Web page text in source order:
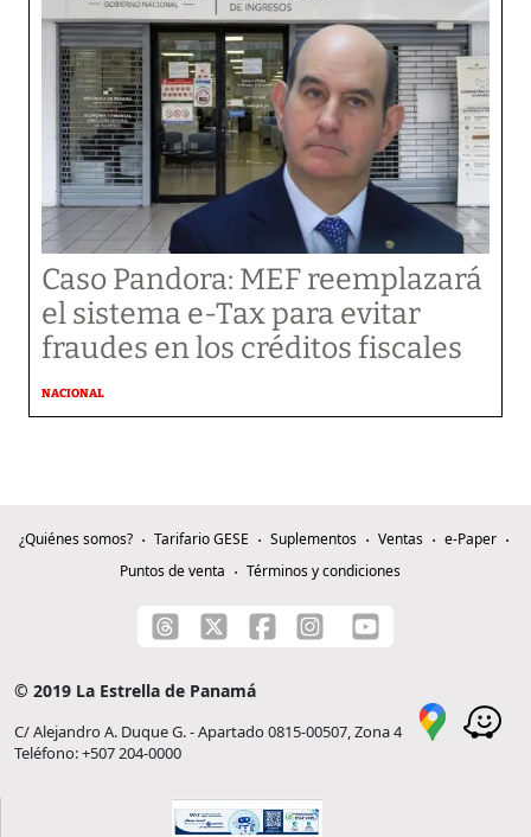
Caso Pandora: MEF reemplazará
el sistema e-Tax para evitar
fraudes en los créditos fiscales
NACIONAL
¿Quiénes somos? Tarifario GESE Suplementos Ventas
e-Paper
Puntos de venta
Términos y condiciones
© 2019 La Estrella de Panamá
C/ Alejandro A. Duque G. - Apartado 0815-00507, Zona 4
Teléfono: +507 204-0000